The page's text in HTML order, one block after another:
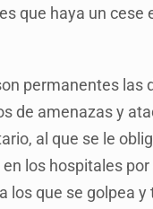
que haya un cese
permanentes las
de amenazas y
al que se le
los hospitales
los que se golpea